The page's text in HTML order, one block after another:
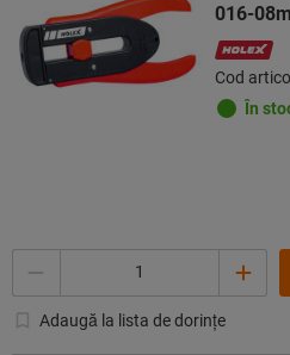
016-
Cod
În
Adaugă la lista de dorințe